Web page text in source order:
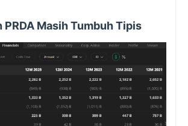
PRDA Masih Tumbuh Tipis